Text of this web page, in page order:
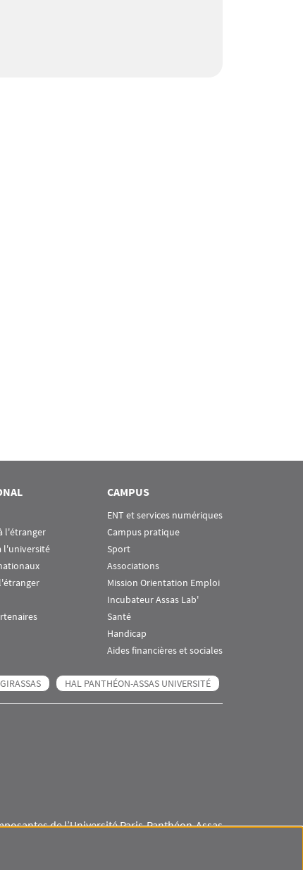
l'étranger
l'université
CAMPUS
ENT et services numériques
Campus pratique
Sport
Associations
Mission Orientation Emploi
Incubateur Assas Lab'
Santé
Handicap
Aides financières et sociales
HAL PANTHÉON-ASSAS UNIVERSITÉ
de l’Université Paris-Panthéon-Assas